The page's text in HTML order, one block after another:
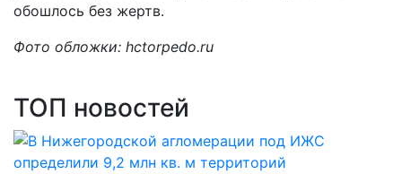
обошлось без жертв.
Фото обложки: hctorpedo.ru
ТОП новостей